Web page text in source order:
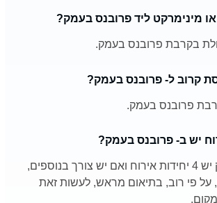
מינימרקט ליד פרובנס בעמק?
בקרבת פרובנס בעמק.
קרוב ל- פרובנס בעמק?
פרובנס בעמק.
יש ב- פרובנס בעמק?
ב- פרובנס בעמק יש 4 יחידות אירוח ואם יש צורך בנוספים,
על פי רוב, בתיאום מראש, לעשות זאת